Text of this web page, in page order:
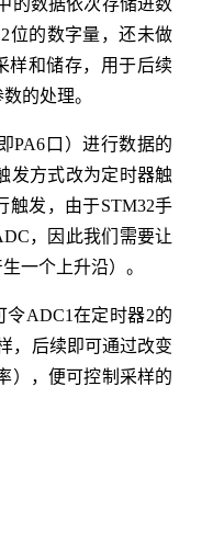
的数据依次存储进数
位的数字量，还未做
样和储存，用于后续
的处理。
PA6口）进行数据的
发方式改为定时器触
触发，由于STM32手
，因此我们需要让
一个上升沿）。
令ADC1在定时器2的
，后续即可通过改变
），便可控制采样的